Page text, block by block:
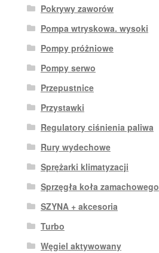
Pokrywy zaworów
Pompa wtryskowa. wysoki
Pompy próżniowe
Pompy serwo
Przepustnice
Przystawki
Regulatory ciśnienia paliwa
Rury wydechowe
Sprężarki klimatyzacji
Sprzęgła koła zamachowego
SZYNA + akcesoria
Turbo
Węgiel aktywowany